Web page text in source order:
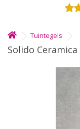
Tuintegels
Solido